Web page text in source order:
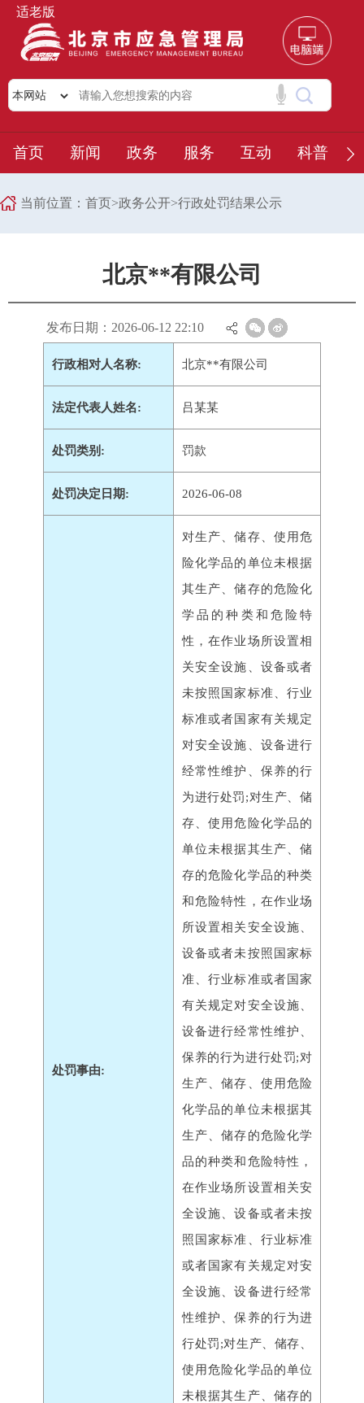
适老版
首页 新闻 政务 服务 互动 科普
当前位置： 首页>政务公开>行政处罚结果公示
北京**有限公司
发布日期：2026-06-12 22:10
行政相对人名称: 北京**有限公司
法定代表人姓名: 吕某某
处罚类别: 罚款
处罚决定日期: 2026-06-08
处罚事由:
对生产、储存、使用危
险化学品的单位未根据
其生产、储存的危险化
学品的种类和危险特
性，在作业场所设置相
关安全设施、设备或者
未按照国家标准、行业
标准或者国家有关规定
对安全设施、设备进行
经常性维护、保养的行
为进行处罚;对生产、储
存、使用危险化学品的
单位未根据其生产、储
存的危险化学品的种类
和危险特性，在作业场
所设置相关安全设施、
设备或者未按照国家标
准、行业标准或者国家
有关规定对安全设施、
设备进行经常性维护、
保养的行为进行处罚;对
生产、储存、使用危险
化学品的单位未根据其
生产、储存的危险化学
品的种类和危险特性，
在作业场所设置相关安
全设施、设备或者未按
照国家标准、行业标准
或者国家有关规定对安
全设施、设备进行经常
性维护、保养的行为进
行处罚;对生产、储存、
使用危险化学品的单位
未根据其生产、储存的